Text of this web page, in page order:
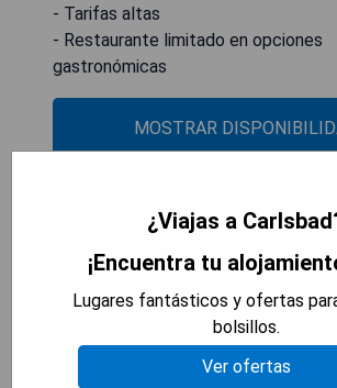
- Tarifas altas
- Restaurante limitado en opciones
gastronómicas
MOSTRAR
The Ranch at Laguna
¿Viajas a
¡Encuentra tu
Lugares fantásticos y ofertas
bolsillos.
Ver ofertas